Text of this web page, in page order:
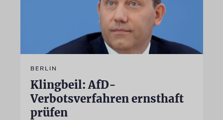
BERLIN
Klingbeil: AfD-
Verbotsverfahren ernsthaft
prüfen